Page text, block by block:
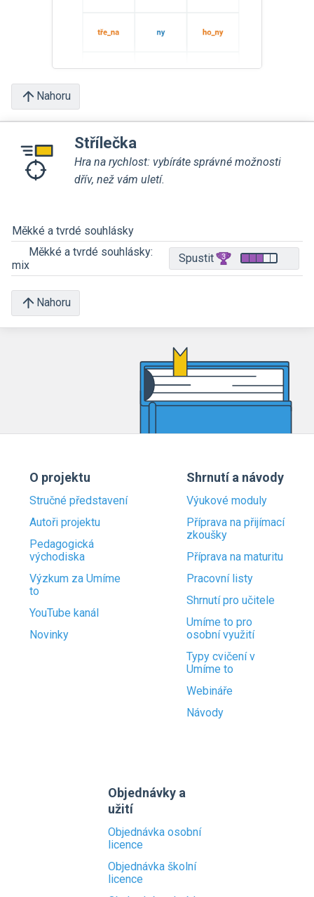
Nahoru
Střílečka
Hra na rychlost: vybíráte správné možnosti
dřív, než vám uletí.
Měkké a tvrdé souhlásky
Měkké a tvrdé souhlásky:
mix
Spustit
Nahoru
O projektu
Stručné představení
Autoři projektu
Pedagogická
východiska
Výzkum za Umíme
to
YouTube kanál
Novinky
Shrnutí a návody
Výukové moduly
Příprava na přijímací
zkoušky
Příprava na maturitu
Pracovní listy
Shrnutí pro učitele
Umíme to pro
osobní využití
Typy cvičení v
Umíme to
Webináře
Návody
Objednávky a
užití
Objednávka osobní
licence
Objednávka školní
licence